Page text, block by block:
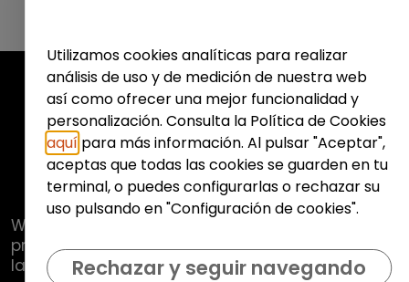
Web de
pretende promover y fomentar la inclusión
laboral de colectivos vulnerables.
Utilizamos cookies analíticas para realizar
análisis de uso y de medición de nuestra web
así como ofrecer una mejor funcionalidad y
personalización. Consulta la Política de Cookies
aquí para más información. Al pulsar "Aceptar",
aceptas que todas las cookies se guarden en tu
terminal, o puedes configurarlas o rechazar su
uso pulsando en "Configuración de cookies".
Rechazar y seguir navegando